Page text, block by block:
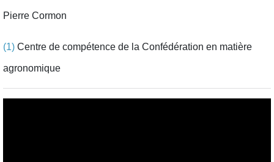
Pierre Cormon
(1) Centre de compétence de la Confédération en matière
agronomique